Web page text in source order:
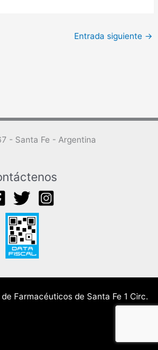
Entrada siguiente →
- Santa Fe - Argentina
Farmacéuticos de Santa Fe 1 Circ.